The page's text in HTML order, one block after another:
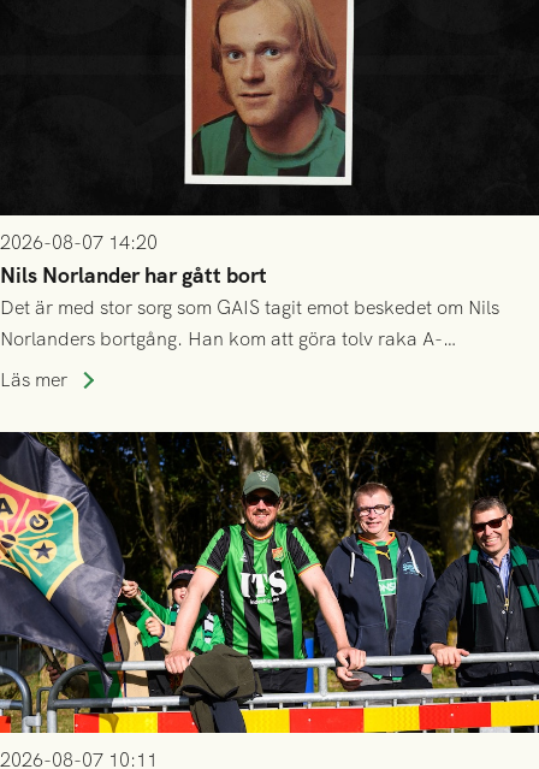
2026-08-07 14:20
Nils Norlander har gått bort
Det är med stor sorg som GAIS tagit emot beskedet om Nils
Norlanders bortgång. Han kom att göra tolv raka A-
lagssäsonger i Grönsvart och är en av få spelare som i GAIS
Läs mer
2026-08-07 10:11